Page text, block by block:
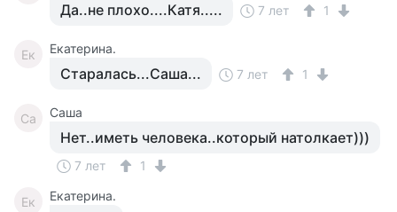
Да..не плохо....Катя..... 7 лет 1
Ек Екатерина.
Старалась...Саша... 7 лет 1
Са Саша
Нет..иметь человека..который натолкает)))
7 лет 1
Ек Екатерина.